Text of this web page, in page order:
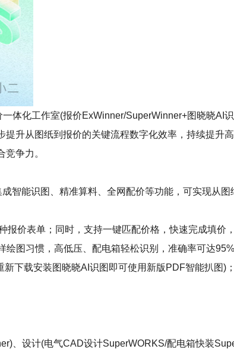
体化工作室(报价ExWinner/SuperWinner+图晓晓AI
升从图纸到报价的关键流程数字化效率，持续提升
争力。
智能识图、精准算料、全网配价等功能，可实现从
价表单；同时，支持一键匹配价格，快速完成填价
图习惯，高低压、配电箱轻松识别，准确率可达95%
下载安装图晓晓AI识图即可使用新版PDF智能扒图)；
、设计(电气CAD设计SuperWORKS/配电箱快装